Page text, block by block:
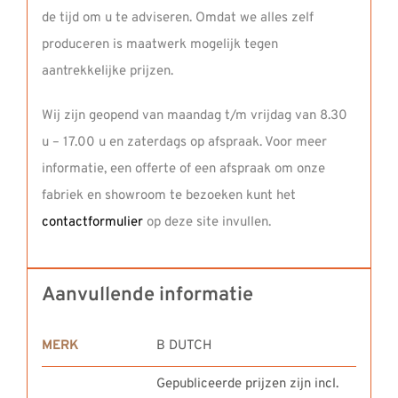
de tijd om u te adviseren. Omdat we alles zelf
produceren is maatwerk mogelijk tegen
aantrekkelijke prijzen.
Wij zijn geopend van maandag t/m vrijdag van 8.30
u – 17.00 u en zaterdags op afspraak. Voor meer
informatie, een offerte of een afspraak om onze
fabriek en showroom te bezoeken kunt het
contactformulier op deze site invullen.
Aanvullende informatie
MERK B DUTCH
Gepubliceerde prijzen zijn incl.